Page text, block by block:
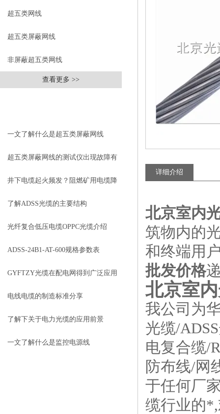
超五类网线
超五类屏蔽网线
非屏蔽超五类网线
查看更多 >>
一文了解什么是超五类屏蔽网线
超五类屏蔽网线的测试仪出现故障有
哪些解决方法
井下电缆起火频发？阻燃矿用电缆降
低瓦斯爆炸风险
了解ADSS光缆的主要结构
光纤复合低压电缆OPPC光缆介绍
ADSS-24B1-AT-600规格参数表
GYFTZY光缆在配电网得到广泛应用
电线电缆的制造标准分享
了解下关于电力光缆的应用前景
一文了解什么是监控电源线
详细介绍
北京室内
筑物内的
和终端用
批发价格
北京室
我公司为
光缆/
电复合缆/
防布线/网
于任何厂
缆行业的